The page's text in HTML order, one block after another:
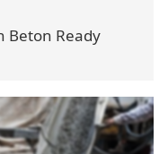
Beton Ready